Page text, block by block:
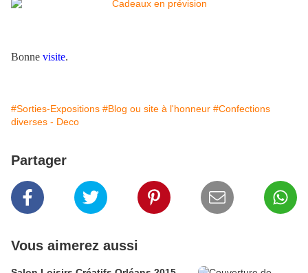
Bonne visite.
#Sorties-Expositions #Blog ou site à l'honneur #Confections
diverses - Deco
Partager
Vous aimerez aussi